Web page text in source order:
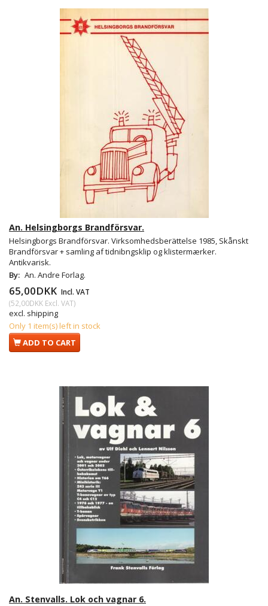
An. Helsingborgs Brandförsvar.
Helsingborgs Brandförsvar. Virksomhedsberättelse 1985, Skånskt
Brandförsvar + samling af tidnibngsklip og klistermærker.
Antikvarisk.
By: An. Andre Forlag.
65,00DKK Incl. VAT
(52,00DKK Excl. VAT)
excl. shipping
Only 1 item(s) left in stock
ADD TO CART
An. Stenvalls. Lok och vagnar 6.